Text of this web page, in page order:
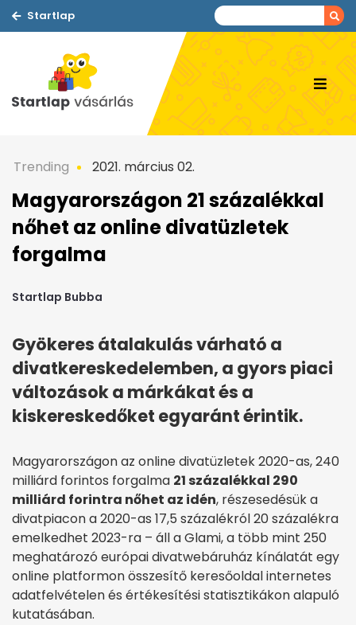
Startlap
Trending 2021. március 02.
Magyarországon 21 százalékkal
nőhet az online divatüzletek
forgalma
Startlap Bubba
Gyökeres átalakulás várható a
divatkereskedelemben, a gyors piaci
változások a márkákat és a
kiskereskedőket egyaránt érintik.
Magyarországon az online divatüzletek 2020-as, 240
milliárd forintos forgalma 21 százalékkal 290
milliárd forintra nőhet az idén, részesedésük a
divatpiacon a 2020-as 17,5 százalékról 20 százalékra
emelkedhet 2023-ra – áll a Glami, a több mint 250
meghatározó európai divatwebáruház kínálatát egy
online platformon összesítő keresőoldal internetes
adatfelvételen és értékesítési statisztikákon alapuló
kutatásában.